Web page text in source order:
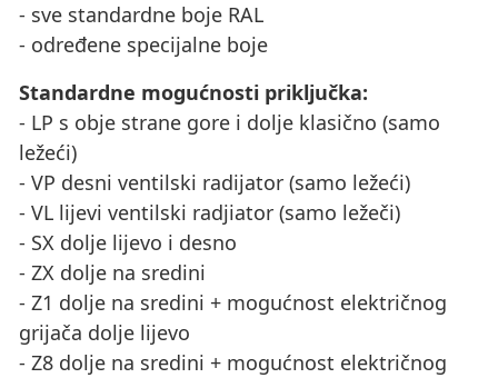
- sve standardne boje RAL
- određene specijalne boje
Standardne mogućnosti priključka:
- LP s obje strane gore i dolje klasično (samo
ležeći)
- VP desni ventilski radijator (samo ležeći)
- VL lijevi ventilski radjiator (samo ležeči)
- SX dolje lijevo i desno
- ZX dolje na sredini
- Z1 dolje na sredini + mogućnost električnog
grijača dolje lijevo
- Z8 dolje na sredini + mogućnost električnog